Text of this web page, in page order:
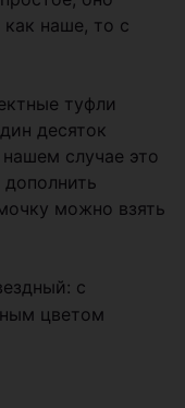
наше, то с
туфли
десяток
случае это
можно взять
с
цветом